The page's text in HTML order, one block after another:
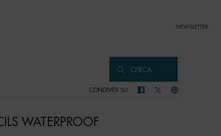
NEWSLETTER
CERCA
CONDIVIDI SU CONDIVIDI SU FACEBOOK
CONDIVIDI SU TWITTER
CONDIVIDI SU
WATERPROOF